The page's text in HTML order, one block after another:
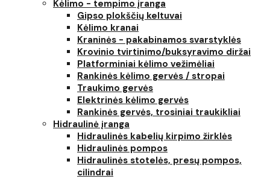
Kėlimo - tempimo įranga
Gipso plokščių keltuvai
Kėlimo kranai
Kraninės - pakabinamos svarstyklės
Krovinio tvirtinimo/buksyravimo diržai
Platforminiai kėlimo vežimėliai
Rankinės kėlimo gervės / stropai
Traukimo gervės
Elektrinės kėlimo gervės
Rankinės gervės, trosiniai traukikliai
Hidraulinė įranga
Hidraulinės kabelių kirpimo žirklės
Hidraulinės pompos
Hidraulinės stotelės, presų pompos,
cilindrai